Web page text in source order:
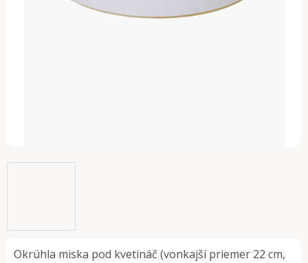
Okrúhla miska pod kvetináč (vonkajší priemer 22 cm,